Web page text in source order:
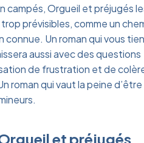
campés, Orgueil et préjugés
prévisibles, comme un
connue. Un roman qui vous
aussi avec des questions
de frustration et de
roman qui vaut la peine d’être
et préjugés